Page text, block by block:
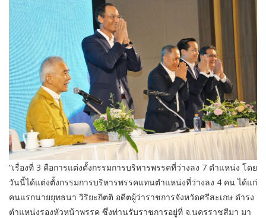
“เรื่องที่ 3 คือการแต่งตั้งกรรมการบริหารพรรคที่ว่างลง 7 ตำแหน่ง โดย
วันนี้ได้แต่งตั้งกรรมการบริหารพรรคแทนตำแหน่งที่ว่างลง 4 คน ได้แก่
คนแรกนายยุทธนา วิริยะกิตติ อดีตผู้ว่าราชการจังหวัดศรีสะเกษ ดำรง
ตำแหน่งรองหัวหน้าพรรค ซึ่งท่านรับราชการอยู่ที่ จ.นครราชสีมา มา